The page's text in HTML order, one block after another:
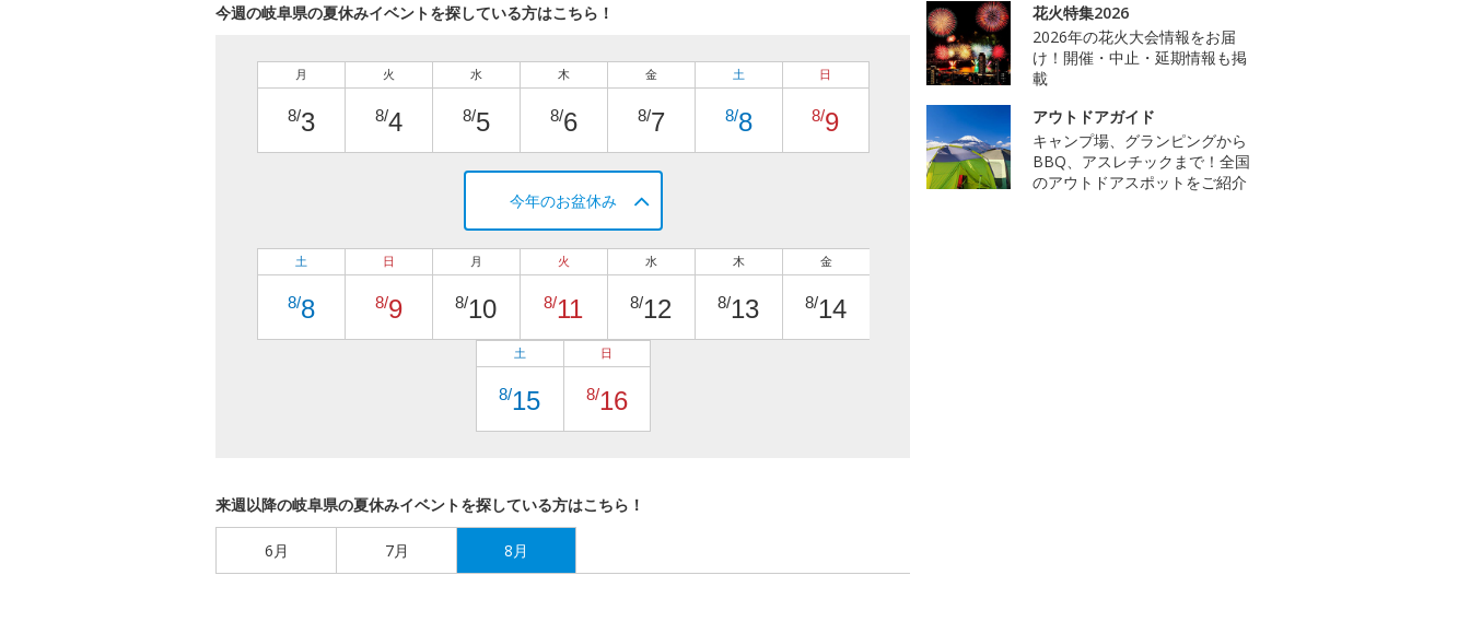
今週の岐阜県の夏休みイベントを探している方はこちら！
月
8/3
火
8/4
水
8/5
木
8/6
金
8/7
土
8/8
日
8/9
今年のお盆休み
土
8/8
日
8/9
月
8/10
火
8/11
水
8/12
木
8/13
金
8/14
土
8/15
日
8/16
来週以降の岐阜県の夏休みイベントを探している方はこちら！
6月 7月 8月
花火特集2026
2026年の花火大会情報をお届
け！開催・中止・延期情報も掲
載
アウトドアガイド
キャンプ場、グランピングから
BBQ、アスレチックまで！全国
のアウトドアスポットをご紹介